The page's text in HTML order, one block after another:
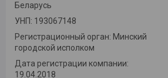
Беларусь
УНП: 193067148
Регистрационный орган: Минский
городской исполком
Дата регистрации компании:
19.04.2018